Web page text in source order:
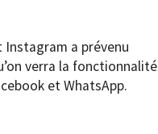
a prévenu
verra la fonctionnalité
et WhatsApp.